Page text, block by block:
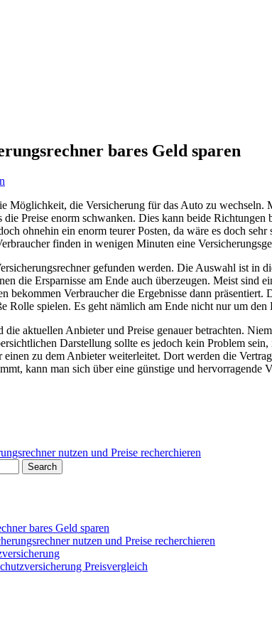
bares Geld sparen
Möglichkeit, die Versicherung für das Auto zu
die Preise enorm schwanken. Dies kann beide
ohnehin ein enorm teurer Posten, da wäre es doch
finden in wenigen Minuten eine
gefunden werden. Die Auswahl ist in
die Ersparnisse am Ende auch überzeugen. Meist
bekommen Verbraucher die Ergebnisse dann
Rolle spielen. Es geht nämlich am Ende nicht nur um den
aktuellen Anbieter und Preise genauer betrachten.
Darstellung sollte es jedoch kein Problem
einen zu dem Anbieter weiterleitet. Dort werden die
kann man sich über eine günstige und hervorragende
nutzen und Preise recherchieren
bares Geld sparen
nutzen und Preise recherchieren
Preisvergleich